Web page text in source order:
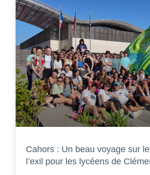
Cahors : Un beau voyage sur
l’exil pour les lycéens de